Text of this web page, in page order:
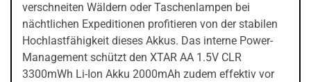
verschneiten Wäldern oder Taschenlampen bei
nächtlichen Expeditionen profitieren von der stabilen
Hochlastfähigkeit dieses Akkus. Das interne Power-
Management schützt den XTAR AA 1.5V CLR
3300mWh Li-Ion Akku 2000mAh zudem effektiv vor